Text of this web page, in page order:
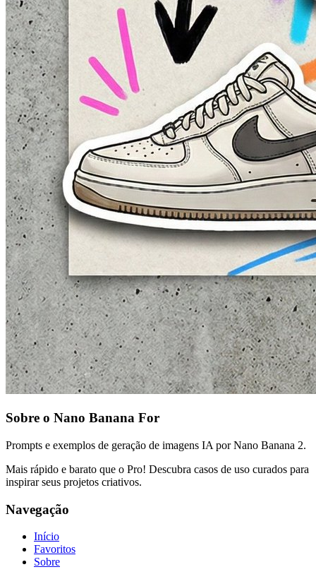
Sobre o Nano Banana For
Prompts e exemplos de geração de imagens IA por Nano Banana 2.
Mais rápido e barato que o Pro! Descubra casos de uso curados para
inspirar seus projetos criativos.
Navegação
Início
Favoritos
Sobre